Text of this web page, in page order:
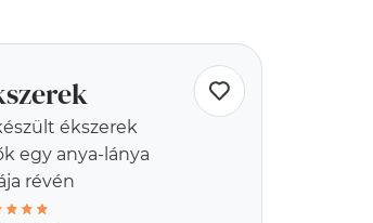
ékszerek
egy anya-lánya
révén